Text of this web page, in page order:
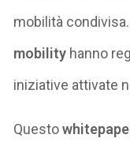
mobilità condivisa.
mobility hanno
iniziative attivate
Questo